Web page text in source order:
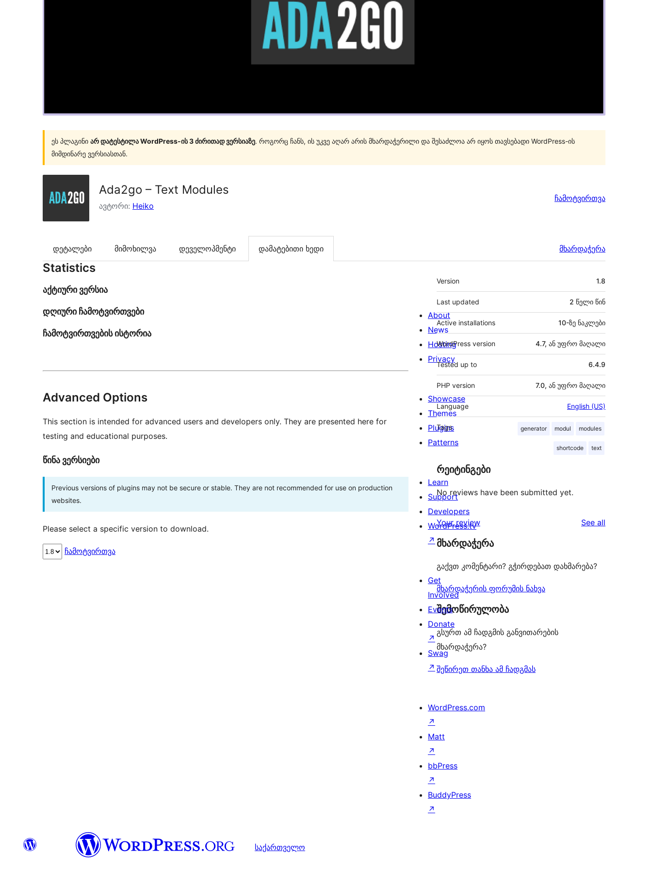
ეს პლაგინი არ დატესტილა WordPress-ის 3 ძირითად ვერსიაზე. როგორც ჩანს, ის უკვე აღარ არის მხარდაჭერილი და შესაძლოა არ იყოს თავსებადი WordPress-ის
მიმდინარე ვერსიასთან.
Ada2go – Text Modules
ავტორი: Heiko
ჩამოტვირთვა
დეტალები მიმოხილვა დეველოპმენტი დამატებითი ხედი მხარდაჭერა
Statistics
აქტიური ვერსია
დღიური ჩამოტვირთვები
ჩამოტვირთვების ისტორია
Advanced Options
This section is intended for advanced users and developers only. They are presented here for
testing and educational purposes.
წინა ვერსიები
Previous versions of plugins may not be secure or stable. They are not recommended for use on production
websites.
Please select a specific version to download.
ჩამოტვირთვა
მეტა
Version 1.8
Last updated 2 წელი წინ
Active installations 10-ზე ნაკლები
WordPress version 4.7, ან უფრო მაღალი
Tested up to 6.4.9
PHP version 7.0, ან უფრო მაღალი
Language English (US)
Tags generator modul modules
shortcode text
რეიტინგები
No reviews have been submitted yet.
Your review See all
მხარდაჭერა
გაქვთ კომენტარი? გჭირდებათ დახმარება?
მხარდაჭერის ფორუმის ნახვა
შემოწირულობა
გსურთ ამ ჩადგმის განვითარების
მხარდაჭერა?
შეწირეთ თანხა ამ ჩადგმას
About
News
Hosting
Privacy
Showcase
Themes
Plugins
Patterns
Learn
Support
Developers
WordPress.tv
↗
Get
Involved
Events
Donate
↗
Swag
↗
WordPress.com
↗
Matt
↗
bbPress
↗
BuddyPress
↗
საქართველო